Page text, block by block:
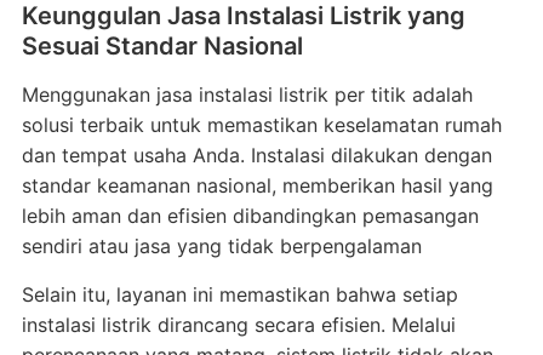
Keunggulan Jasa Instalasi Listrik yang
Sesuai Standar Nasional
Menggunakan jasa instalasi listrik per titik adalah
solusi terbaik untuk memastikan keselamatan rumah
dan tempat usaha Anda. Instalasi dilakukan dengan
standar keamanan nasional, memberikan hasil yang
lebih aman dan efisien dibandingkan pemasangan
sendiri atau jasa yang tidak berpengalaman
Selain itu, layanan ini memastikan bahwa setiap
instalasi listrik dirancang secara efisien. Melalui